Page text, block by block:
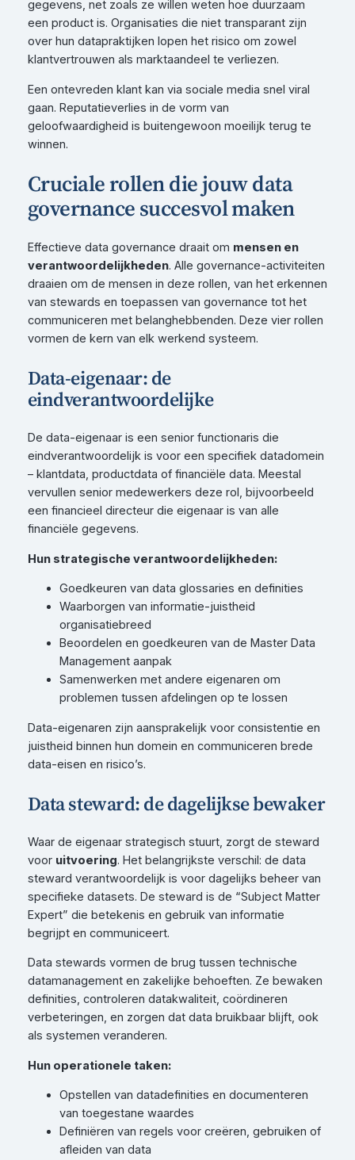
gegevens, net zoals ze willen weten hoe duurzaam
een product is. Organisaties die niet transparant zijn
over hun datapraktijken lopen het risico om zowel
klantvertrouwen als marktaandeel te verliezen.
Een ontevreden klant kan via sociale media snel viral
gaan. Reputatieverlies in de vorm van
geloofwaardigheid is buitengewoon moeilijk terug te
winnen.
Cruciale rollen die jouw data
governance succesvol maken
Effectieve data governance draait om mensen en
verantwoordelijkheden. Alle governance-activiteiten
draaien om de mensen in deze rollen, van het erkennen
van stewards en toepassen van governance tot het
communiceren met belanghebbenden. Deze vier rollen
vormen de kern van elk werkend systeem.
Data-eigenaar: de
eindverantwoordelijke
De data-eigenaar is een senior functionaris die
eindverantwoordelijk is voor een specifiek datadomein
– klantdata, productdata of financiële data. Meestal
vervullen senior medewerkers deze rol, bijvoorbeeld
een financieel directeur die eigenaar is van alle
financiële gegevens.
Hun strategische verantwoordelijkheden:
Goedkeuren van data glossaries en definities
Waarborgen van informatie-juistheid
organisatiebreed
Beoordelen en goedkeuren van de Master Data
Management aanpak
Samenwerken met andere eigenaren om
problemen tussen afdelingen op te lossen
Data-eigenaren zijn aansprakelijk voor consistentie en
juistheid binnen hun domein en communiceren brede
data-eisen en risico’s.
Data steward: de dagelijkse bewaker
Waar de eigenaar strategisch stuurt, zorgt de steward
voor uitvoering. Het belangrijkste verschil: de data
steward verantwoordelijk is voor dagelijks beheer van
specifieke datasets. De steward is de “Subject Matter
Expert” die betekenis en gebruik van informatie
begrijpt en communiceert.
Data stewards vormen de brug tussen technische
datamanagement en zakelijke behoeften. Ze bewaken
definities, controleren datakwaliteit, coördineren
verbeteringen, en zorgen dat data bruikbaar blijft, ook
als systemen veranderen.
Hun operationele taken:
Opstellen van datadefinities en documenteren
van toegestane waardes
Definiëren van regels voor creëren, gebruiken of
afleiden van data